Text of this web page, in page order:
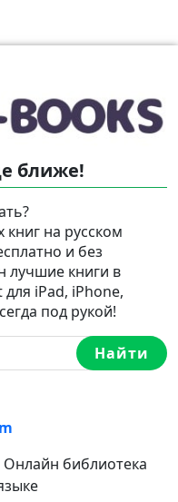
ближе!
на русском
и без
лучшие книги в
iPad, iPhone,
под рукой!
Найти
библиотека